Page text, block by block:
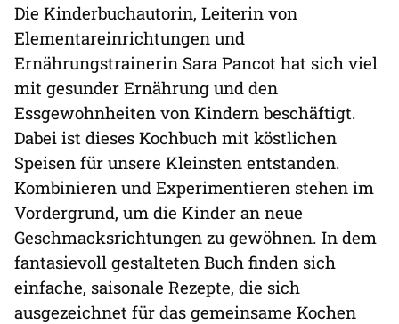
Die Kinderbuchautorin, Leiterin von
Elementareinrichtungen und
Ernährungstrainerin Sara Pancot hat sich viel
mit gesunder Ernährung und den
Essgewohnheiten von Kindern beschäftigt.
Dabei ist dieses Kochbuch mit köstlichen
Speisen für unsere Kleinsten entstanden.
Kombinieren und Experimentieren stehen im
Vordergrund, um die Kinder an neue
Geschmacksrichtungen zu gewöhnen. In dem
fantasievoll gestalteten Buch finden sich
einfache, saisonale Rezepte, die sich
ausgezeichnet für das gemeinsame Kochen